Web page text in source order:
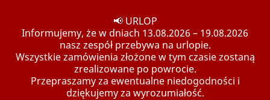
📢 URLOP
Informujemy, że w dniach 13.08.2026 – 19.08.2026
nasz zespół przebywa na urlopie.
Wszystkie zamówienia złożone w tym czasie zostaną
zrealizowane po powrocie.
Przepraszamy za ewentualne niedogodności i
dziękujemy za wyrozumiałość.